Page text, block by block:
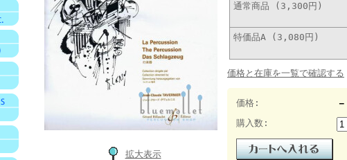
拡大表示
通常商品 (3,300円)
特価品A (3,080円)
価格と在庫を一覧で確認する
価格: －
購入数: